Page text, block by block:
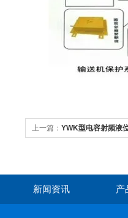
上一篇： YWK型电容射频液
新闻资讯 产